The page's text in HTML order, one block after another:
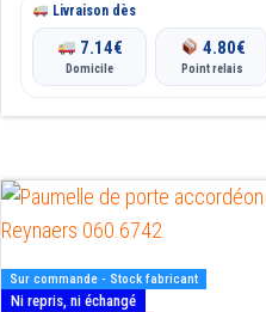
page
produit
Livraison dès
7.14€
Domicile
4.80€
Point relais
Sur commande - Stock fabricant
Ni repris, ni échangé
Ce
produit
plusieurs